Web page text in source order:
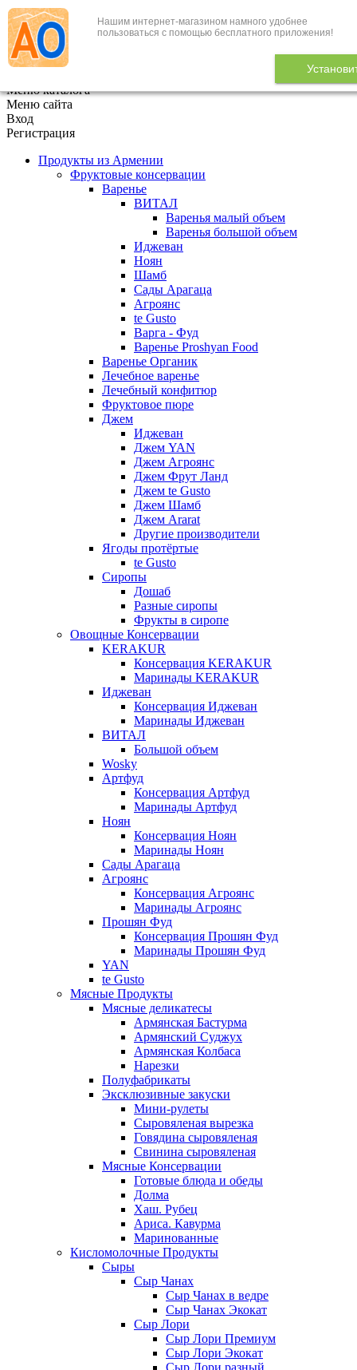
Нашим интернет-магазином намного удобнее
пользоваться с помощью бесплатного приложения!
+7 (495) 646-888-1
В корзине 0
Меню каталога
Меню сайта
Вход
Регистрация
Продукты из Армении
Фруктовые консервации
Варенье
ВИТАЛ
Варенья малый объем
Варенья большой объем
Иджеван
Ноян
Шамб
Сады Арагаца
Агроянс
te Gusto
Варга - Фуд
Варенье Proshyan Food
Варенье Органик
Лечебное варенье
Лечебный конфитюр
Фруктовое пюре
Джем
Иджеван
Джем YAN
Джем Агроянс
Джем Фрут Ланд
Джем te Gusto
Джем Шамб
Джем Ararat
Другие производители
Ягоды протёртые
te Gusto
Сиропы
Дошаб
Разные сиропы
Фрукты в сиропе
Овощные Консервации
KERAKUR
Консервация KERAKUR
Маринады KERAKUR
Иджеван
Консервация Иджеван
Маринады Иджеван
ВИТАЛ
Большой объем
Wosky
Артфуд
Консервация Артфуд
Маринады Артфуд
Ноян
Консервация Ноян
Маринады Ноян
Сады Арагаца
Агроянс
Консервация Агроянс
Маринады Агроянс
Прошян Фуд
Консервация Прошян Фуд
Маринады Прошян Фуд
YAN
te Gusto
Мясные Продукты
Мясные деликатесы
Армянская Бастурма
Армянский Суджух
Армянская Колбаса
Нарезки
Полуфабрикаты
Эксклюзивные закуски
Мини-рулеты
Сыровяленая вырезка
Говядина сыровяленая
Свинина сыровяленая
Мясные Консервации
Готовые блюда и обеды
Долма
Хаш. Рубец
Ариса. Кавурма
Маринованные
Кисломолочные Продукты
Сыры
Сыр Чанах
Сыр Чанах в ведре
Сыр Чанах Экокат
Сыр Лори
Сыр Лори Премиум
Сыр Лори Экокат
Сыр Лори разный